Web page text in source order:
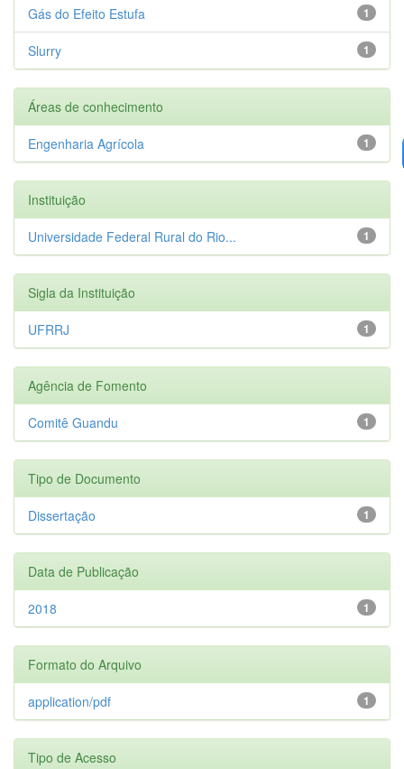
1
Gás do Efeito Estufa
1
Slurry
Áreas de conhecimento
1
Engenharia Agrícola
Instituição
1
Universidade Federal Rural do Rio...
Sigla da Instituição
1
UFRRJ
Agência de Fomento
1
Comitê Guandu
Tipo de Documento
1
Dissertação
Data de Publicação
1
2018
Formato do Arquivo
1
application/pdf
Tipo de Acesso